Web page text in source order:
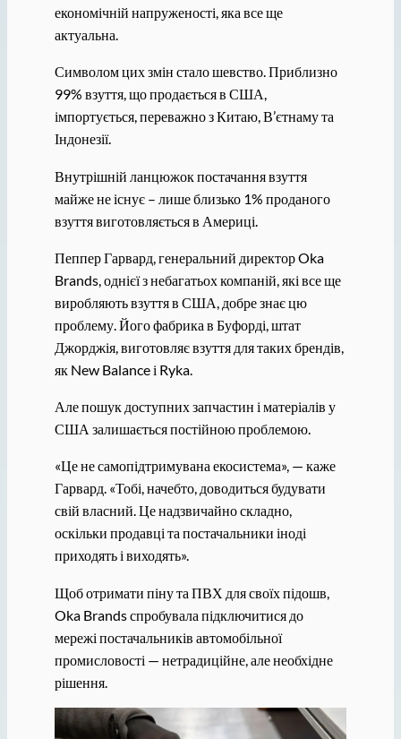
економічній напруженості, яка все ще
актуальна.
Символом цих змін стало шевство. Приблизно
99% взуття, що продається в США,
імпортується, переважно з Китаю, В’єтнаму та
Індонезії.
Внутрішній ланцюжок постачання взуття
майже не існує – лише близько 1% проданого
взуття виготовляється в Америці.
Пеппер Гарвард, генеральний директор Oka
Brands, однієї з небагатьох компаній, які все ще
виробляють взуття в США, добре знає цю
проблему. Його фабрика в Буфорді, штат
Джорджія, виготовляє взуття для таких брендів,
як New Balance і Ryka.
Але пошук доступних запчастин і матеріалів у
США залишається постійною проблемою.
«Це не самопідтримувана екосистема», — каже
Гарвард. «Тобі, начебто, доводиться будувати
свій власний. Це надзвичайно складно,
оскільки продавці та постачальники іноді
приходять і виходять».
Щоб отримати піну та ПВХ для своїх підошв,
Oka Brands спробувала підключитися до
мережі постачальників автомобільної
промисловості — нетрадиційне, але необхідне
рішення.